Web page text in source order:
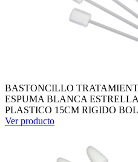
BASTONCILLO
ESPUMA BLANCA
PLASTICO 15CM RIGIDO
Ver producto